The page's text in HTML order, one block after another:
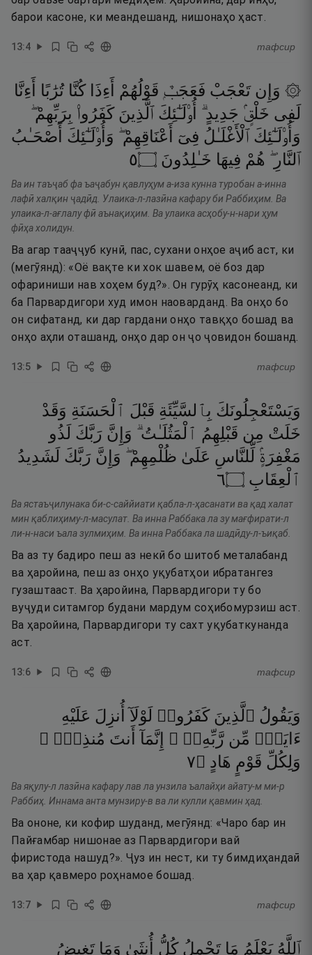
барои касоне, ки меандешанд, нишонаҳо ҳаст.
13:4 тафсир
۞ وَإِن تَعْجَبْ فَعَجَبٌۭ قَوْلُهُمْ أَءِذَا كُنَّا تُرَٰبًا
أَءِنَّا
لَفِى خَلْقٍۢ جَدِيدٍ ۗ أُو۟لَـٰٓئِكَ ٱلَّذِينَ كَفَرُوا۟ بِرَبِّهِمْ ۖ
وَأُو۟لَـٰٓئِكَ ٱلْأَغْلَـٰلُ فِىٓ أَعْنَاقِهِمْ ۖ وَأُو۟لَـٰٓئِكَ أَصْحَـٰبُ
ٱلنَّارِ ۖ هُمْ فِيهَا خَـٰلِدُونَ ۝٥
Ва ин таъҷаб фа ъаҷабун қавлуҳум а-иза кунна туробан а-инна
лафӣ халқин ҷадӣд. Улаика-л-лазӣна кафару би Раббиҳим. Ва
улаика-л-ағлалу фӣ аънақиҳим. Ва улаика асҳобу-н-нари ҳум
фӣҳа холидун.
Ва агар тааҷҷуб кунӣ, пас, сухани онҳое аҷиб аст, ки
(мегӯянд): «Оё вақте ки хок шавем, оё боз дар
офариниши нав хоҳем буд?». Он гурӯҳ касонеанд, ки
ба Парвардигори худ имон наоварданд. Ва онҳо бо
он сифатанд, ки дар гардани онҳо тавқҳо бошад ва
онҳо аҳли оташанд, онҳо дар он ҷо ҷовидон бошанд.
13:5 тафсир
وَيَسْتَعْجِلُونَكَ بِٱلسَّيِّئَةِ قَبْلَ ٱلْحَسَنَةِ وَقَدْ
خَلَتْ مِن قَبْلِهِمُ ٱلْمَثُلَـٰتُ ۗ وَإِنَّ رَبَّكَ لَذُو
مَغْفِرَةٍۢ لِّلنَّاسِ عَلَىٰ ظُلْمِهِمْ ۖ وَإِنَّ رَبَّكَ لَشَدِيدُ
ٱلْعِقَابِ ۝٦
Ва ястаъҷилунака би-с-саййиати қабла-л-ҳасанати ва қад халат
мин қаблиҳиму-л-масулат. Ва инна Раббака ла зу мағфирати-л
ли-н-наси ъала зулмиҳим. Ва инна Раббака ла шадӣду-л-ъиқаб.
Ва аз ту бадиро пеш аз некӣ бо шитоб металабанд
ва ҳаройина, пеш аз онҳо уқубатҳои ибратангез
гузаштааст. Ва ҳаройина, Парвардигори ту бо
вуҷуди ситамгор будани мардум соҳибомурзиш аст.
Ва ҳаройина, Парвардигори ту сахт уқубаткунанда
аст.
13:6 тафсир
وَيَقُولُ ٱلَّذِينَ كَفَرُوا۟ لَوْلَآ أُنزِلَ عَلَيْهِ
ءَايَةٌۭ مِّن رَّبِّهِۦٓ ۗ إِنَّمَآ أَنتَ مُنذِرٌۭ ۖ
وَلِكُلِّ قَوْمٍ هَادٍ ۝٧
Ва яқулу-л лазӣна кафару лав ла унзила ъалайҳи айату-м ми-р
Раббиҳ. Иннама анта мунзиру-в ва ли кулли қавмин ҳад.
Ва ононе, ки кофир шуданд, мегӯянд: «Чаро бар ин
Пайғамбар нишонае аз Парвардигори вай
фиристода нашуд?». Ҷуз ин нест, ки ту бимдиҳандаӣ
ва ҳар қавмеро роҳнамое бошад.
13:7 тафсир
ٱللَّهُ يَعْلَمُ مَا تَحْمِلُ كُلُّ أُنثَىٰ وَمَا تَغِيضُ